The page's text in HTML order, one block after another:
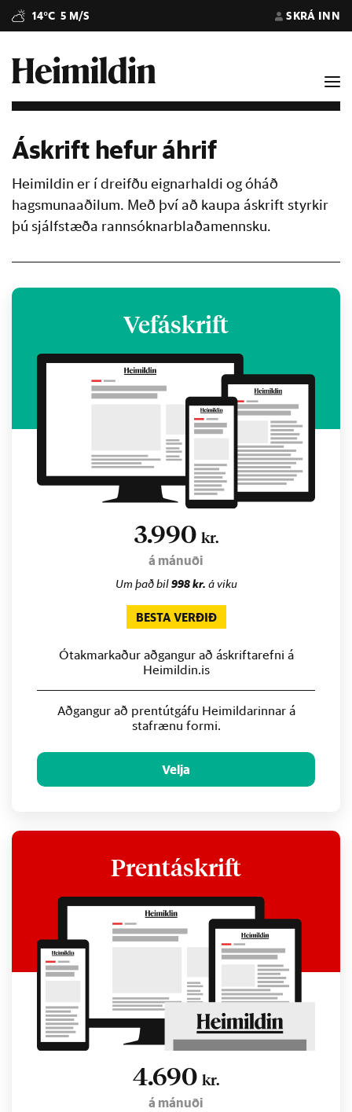
14°C 5 M/S SKRÁ INN
Áskrift hefur áhrif
Heimildin er í dreifðu eignarhaldi og óháð
hagsmunaaðilum. Með því að kaupa áskrift styrkir
þú sjálfstæða rannsóknarblaðamennsku.
Vefáskrift
3.990 kr.
á mánuði
Um það bil998 kr. á viku
BESTA VERÐIÐ
Ótakmarkaður aðgangur að áskriftarefni á
Heimildin.is
Aðgangur að prentútgáfu Heimildarinnar á
stafrænu formi.
Velja
Prentáskrift
4.690 kr.
á mánuði